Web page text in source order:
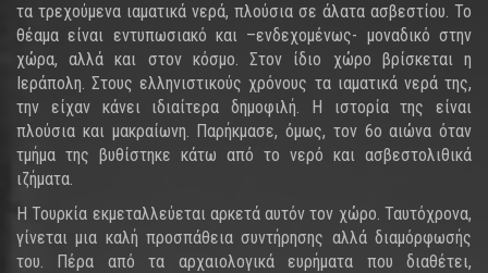
τα τρεχούμενα ιαματικά νερά, πλούσια σε άλατα ασβεστίου. Το
θέαμα είναι εντυπωσιακό και –ενδεχομένως- μοναδικό στην
χώρα, αλλά και στον κόσμο. Στον ίδιο χώρο βρίσκεται η
Ιεράπολη. Στους ελληνιστικούς χρόνους τα ιαματικά νερά της,
την είχαν κάνει ιδιαίτερα δημοφιλή. Η ιστορία της είναι
πλούσια και μακραίωνη. Παρήκμασε, όμως, τον 6ο αιώνα όταν
τμήμα της βυθίστηκε κάτω από το νερό και ασβεστολιθικά
ιζήματα.
Η Τουρκία εκμεταλλεύεται αρκετά αυτόν τον χώρο. Ταυτόχρονα,
γίνεται μια καλή προσπάθεια συντήρησης αλλά διαμόρφωσής
του. Πέρα από τα αρχαιολογικά ευρήματα που διαθέτει,